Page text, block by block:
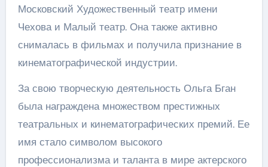
Московский Художественный театр имени
Чехова и Малый театр. Она также активно
снималась в фильмах и получила признание в
кинематографической индустрии.
За свою творческую деятельность Ольга Бган
была награждена множеством престижных
театральных и кинематографических премий. Ее
имя стало символом высокого
профессионализма и таланта в мире актерского